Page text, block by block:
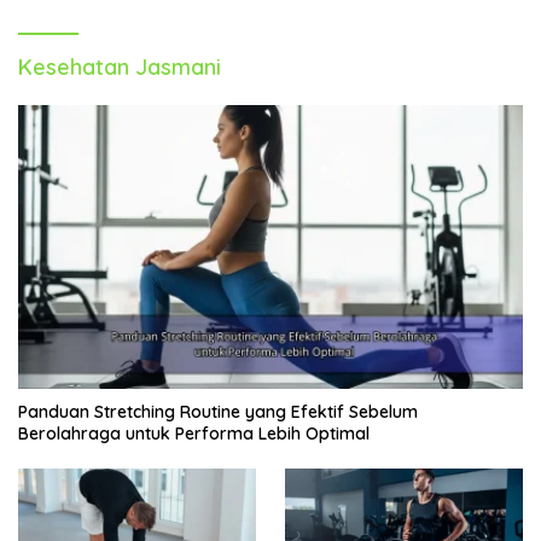
Kesehatan Jasmani
Panduan Stretching Routine yang Efektif Sebelum
Berolahraga untuk Performa Lebih Optimal